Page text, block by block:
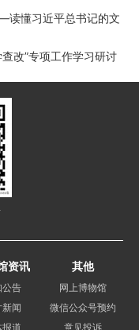
读懂习近平总书记的文
改”专项工作学习研讨
资讯
公告
新闻
道
其他
网上博物馆
微信公众号预约
意见投诉